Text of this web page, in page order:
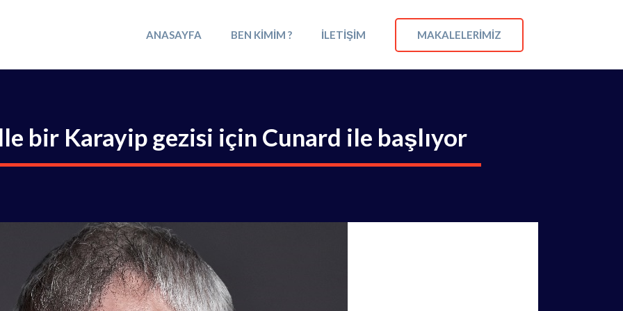
ANASAYFA BEN KIMIM ? İLETIŞIM MAKALELERIMIZ
bir Karayip gezisi için Cunard ile başlıyor